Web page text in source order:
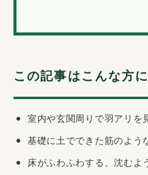
この記事はこんな方
室内や玄関周りで羽アリを
基礎に土でできた筋のよう
床がふわふわする、沈むよ